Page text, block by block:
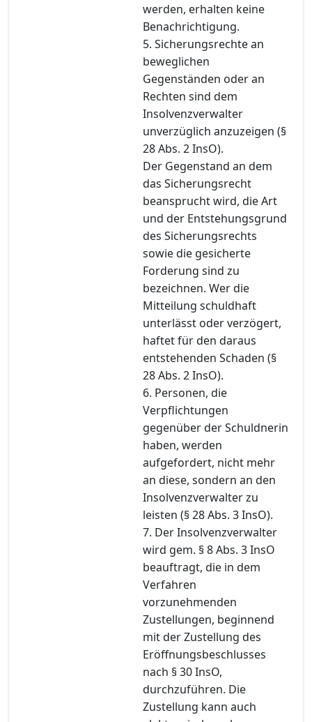
werden, erhalten keine
Benachrichtigung.
5. Sicherungsrechte an
beweglichen
Gegenständen oder an
Rechten sind dem
Insolvenzverwalter
unverzüglich anzuzeigen (§
28 Abs. 2 InsO).
Der Gegenstand an dem
das Sicherungsrecht
beansprucht wird, die Art
und der Entstehungsgrund
des Sicherungsrechts
sowie die gesicherte
Forderung sind zu
bezeichnen. Wer die
Mitteilung schuldhaft
unterlässt oder verzögert,
haftet für den daraus
entstehenden Schaden (§
28 Abs. 2 InsO).
6. Personen, die
Verpflichtungen
gegenüber der Schuldnerin
haben, werden
aufgefordert, nicht mehr
an diese, sondern an den
Insolvenzverwalter zu
leisten (§ 28 Abs. 3 InsO).
7. Der Insolvenzverwalter
wird gem. § 8 Abs. 3 InsO
beauftragt, die in dem
Verfahren
vorzunehmenden
Zustellungen, beginnend
mit der Zustellung des
Eröffnungsbeschlusses
nach § 30 InsO,
durchzuführen. Die
Zustellung kann auch